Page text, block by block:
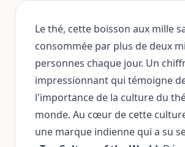
Le thé, cette boisson aux mille
consommée par plus de deux
personnes chaque jour. Un
impressionnant qui témoigne
l'importance de la culture du
monde. Au cœur de cette
une marque indienne qui a su